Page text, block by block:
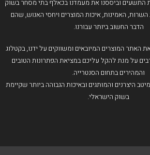
התשעים וביססנו את מעמדנו בכאלף בתי מסחר בשוק
השרות, האמינות, איכות המוצרים ויחסי האנוש, שהם
הדבר החשוב ביותר עבורנו.
האתר המוצרים המיובאים ומשווקים על ידנו, בקטלוג
על מנת להקל עליכם במציאת הפתרונות הטובים
והמהירים בתחום הסנטרייה.
היצרנים והמותגים ובאיכות הגבוהה ביותר שקיימת
בשוק הישראלי.